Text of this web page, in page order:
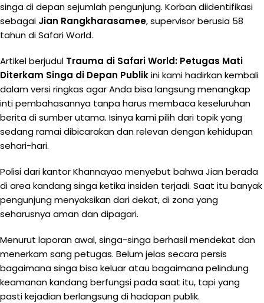
singa di depan sejumlah pengunjung. Korban diidentifikasi
sebagai Jian Rangkharasamee, supervisor berusia 58
tahun di Safari World.
Artikel berjudul Trauma di Safari World: Petugas Mati
Diterkam Singa di Depan Publikini kami hadirkan kembali
dalam versi ringkas agar Anda bisa langsung menangkap
inti pembahasannya tanpa harus membaca keseluruhan
berita di sumber utama. Isinya kami pilih dari topik yang
sedang ramai dibicarakan dan relevan dengan kehidupan
sehari-hari.
Polisi dari kantor Khannayao menyebut bahwa Jian berada
di area kandang singa ketika insiden terjadi. Saat itu banyak
pengunjung menyaksikan dari dekat, di zona yang
seharusnya aman dan dipagari.
Menurut laporan awal, singa-singa berhasil mendekat dan
menerkam sang petugas. Belum jelas secara persis
bagaimana singa bisa keluar atau bagaimana pelindung
keamanan kandang berfungsi pada saat itu, tapi yang
pasti kejadian berlangsung di hadapan publik.